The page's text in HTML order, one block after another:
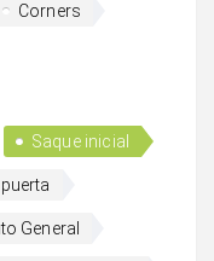
Corners
Saque inicial
General